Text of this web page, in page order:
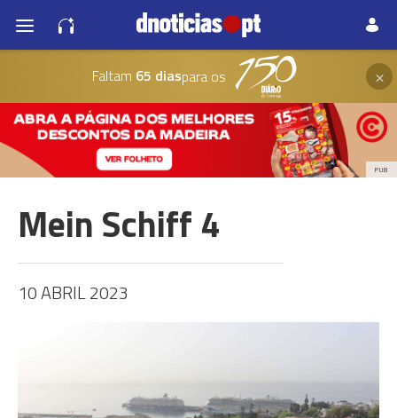
Faltam 65 diaspara os ×
PUB
Mein Schiff 4
10 ABRIL 2023